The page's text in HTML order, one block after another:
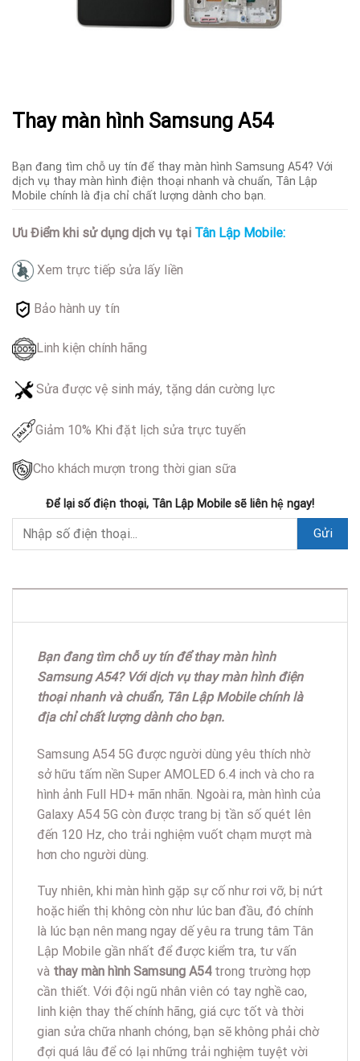
Thay màn hình Samsung A54
Bạn đang tìm chỗ uy tín để thay màn hình Samsung A54? Với
dịch vụ thay màn hình điện thoại nhanh và chuẩn, Tân Lập
Mobile chính là địa chỉ chất lượng dành cho bạn.
Ưu Điểm khi sử dụng dịch vụ tại Tân Lập Mobile:
Xem trực tiếp sửa lấy liền
Bảo hành uy tín
Linh kiện chính hãng
Sửa được vệ sinh máy, tặng dán cường lực
Giảm 10% Khi đặt lịch sửa trực tuyến
Cho khách mượn trong thời gian sữa
Để lại số điện thoại, Tân Lập Mobile sẽ liên hệ ngay!
Bạn đang tìm chỗ uy tín để thay màn hình
Samsung A54? Với dịch vụ thay màn hình điện
thoại nhanh và chuẩn, Tân Lập Mobile chính là
địa chỉ chất lượng dành cho bạn.
Samsung A54 5G được người dùng yêu thích nhờ
sở hữu tấm nền Super AMOLED 6.4 inch và cho ra
hình ảnh Full HD+ mãn nhãn. Ngoài ra, màn hình của
Galaxy A54 5G còn được trang bị tần số quét lên
đến 120 Hz, cho trải nghiệm vuốt chạm mượt mà
hơn cho người dùng.
Tuy nhiên, khi màn hình gặp sự cố như rơi vỡ, bị nứt
hoặc hiển thị không còn như lúc ban đầu, đó chính
là lúc bạn nên mang ngay dế yêu ra trung tâm Tân
Lập Mobile gần nhất để được kiểm tra, tư vấn
và thay màn hình Samsung A54trong trường hợp
cần thiết. Với đội ngũ nhân viên có tay nghề cao,
linh kiện thay thế chính hãng, giá cực tốt và thời
gian sửa chữa nhanh chóng, bạn sẽ không phải chờ
đợi quá lâu để có lại những trải nghiệm tuyệt vời